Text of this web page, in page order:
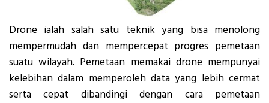
Drone ialah salah satu teknik yang bisa menolong
mempermudah dan mempercepat progres pemetaan
suatu wilayah. Pemetaan memakai drone mempunyai
kelebihan dalam memperoleh data yang lebih cermat
serta cepat dibandingi dengan cara pemetaan